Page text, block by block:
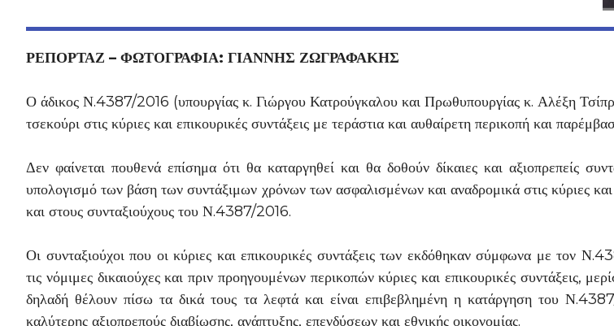
ΡΕΠΟΡΤΑΖ – ΦΩΤΟΓΡΑΦΙΑ: ΓΙΑΝΝΗΣ ΖΩΓΡΑΦΑΚΗΣ
Ο άδικος Ν.4387/2016 (υπουργίας κ. Γιώργου Κατρούγκαλου και Πρωθυπουργίας κ. Αλέξη
τσεκούρι στις κύριες και επικουρικές συντάξεις με τεράστια και αυθαίρετη περικοπή και
Δεν φαίνεται πουθενά επίσημα ότι θα καταργηθεί και θα δοθούν δίκαιες και αξιοπρεπείς
υπολογισμό των βάση των συντάξιμων χρόνων των ασφαλισμένων και αναδρομικά στις κύριες και
και στους συνταξιούχους του Ν.4387/2016.
Οι συνταξιούχοι που οι κύριες και επικουρικές συντάξεις των εκδόθηκαν σύμφωνα με τον
τις νόμιμες δικαιούχες και πριν προηγουμένων περικοπών κύριες και επικουρικές συντάξεις,
δηλαδή θέλουν πίσω τα δικά τους τα λεφτά και είναι επιβεβλημένη η κατάργηση του
καλύτερης αξιοπρεπούς διαβίωσης, ανάπτυξης, επενδύσεων και εθνικής οικονομίας.